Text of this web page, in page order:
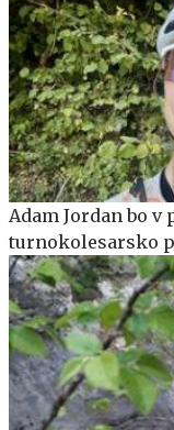
Adam Jordan bo
turnokolesarsko